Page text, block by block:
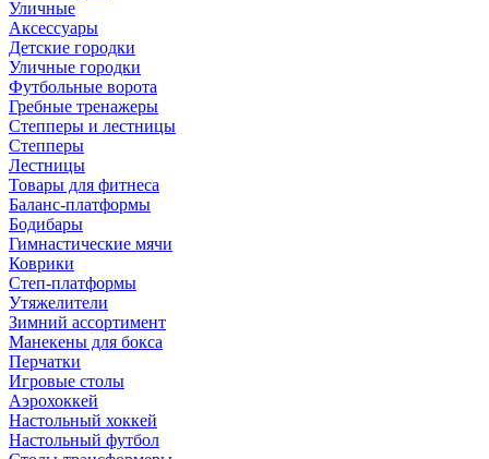
Уличные
Аксессуары
Детские городки
Уличные городки
Футбольные ворота
Гребные тренажеры
Степперы и лестницы
Степперы
Лестницы
Товары для фитнеса
Баланс-платформы
Бодибары
Гимнастические мячи
Коврики
Степ-платформы
Утяжелители
Зимний ассортимент
Манекены для бокса
Перчатки
Игровые столы
Аэрохоккей
Настольный хоккей
Настольный футбол